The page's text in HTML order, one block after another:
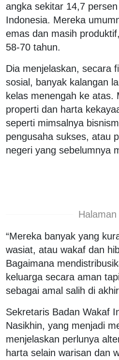
angka sekitar 14,7
Indonesia. Mereka
emas dan masih
58-70 tahun.
Dia menjelaskan, secara
sosial, banyak kalangan
kelas menengah ke atas.
properti dan harta
seperti mimsalnya
pengusaha sukses, atau
negeri yang sebelumnya
“Mereka banyak yang
wasiat, atau wakaf dan
Bagaimana
keluarga secara aman
sebagai amal salih di
Sekretaris Badan Wakaf
Nasikhin, yang menjadi
menjelaskan perlunya
harta selain warisan dan